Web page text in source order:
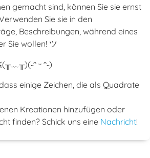
gemacht sind, können Sie sie ernst
Sie sie in den
Beschreibungen, während eines
Sie wollen! ツ
(╥﹏╥)(˶ᵔ ᵕ ᵔ˶)
einige Zeichen, die als Quadrate
Kreationen hinzufügen oder
finden? Schick uns eine Nachricht!